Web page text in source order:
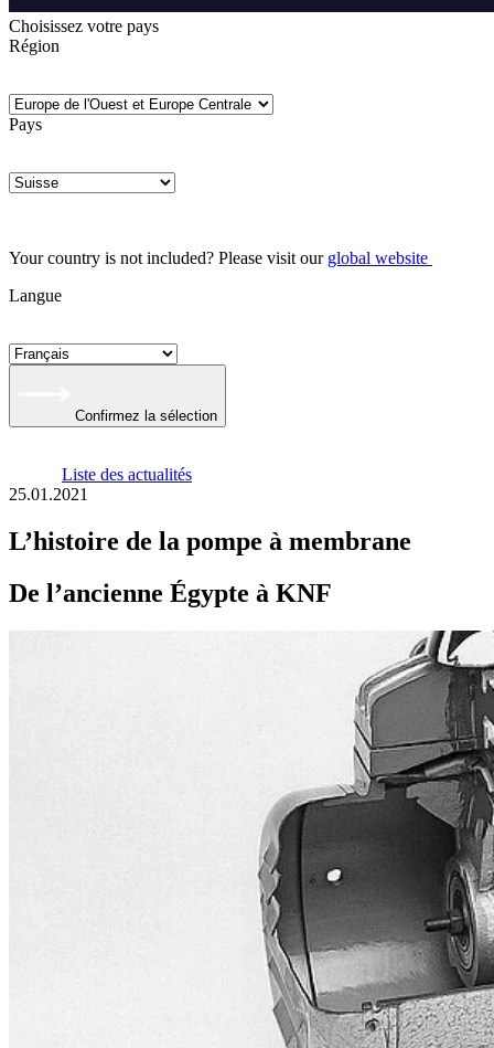
Choisissez votre pays
Région
Pays
Your country is not included? Please visit our global website
Langue
Confirmez la sélection
Liste des actualités
25.01.2021
L’histoire de la pompe à membrane
De l’ancienne Égypte à KNF